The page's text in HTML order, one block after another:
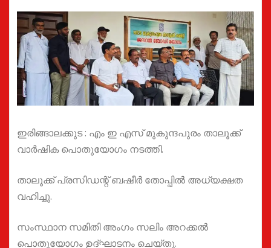
ഇരിങ്ങാലക്കുട : എം ഇ എസ് മുകുന്ദപുരം താലൂക്ക്
വാർഷിക പൊതുയോഗം നടത്തി.
താലൂക്ക് പ്രസിഡന്റ്‌ ബഷീർ തോപ്പിൽ അധ്യക്ഷത
വഹിച്ചു.
സംസ്ഥാന സമിതി അംഗം സലിം അറക്കൽ
പൊതുയോഗം ഉദ്ഘാടനം ചെയ്തു.